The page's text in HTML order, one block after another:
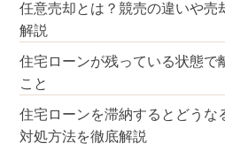
任意売却とは？競売の違いや売
解説
住宅ローンが残っている状態
こと
住宅ローンを滞納するとどうな
対処方法を徹底解説